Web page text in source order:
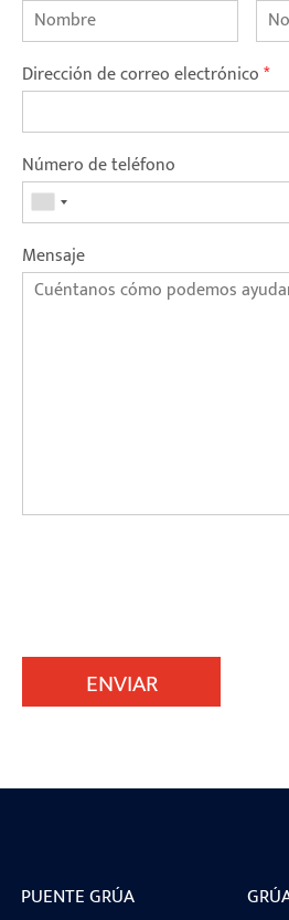
Dirección de correo electrónico*
Número de teléfono
Mensaje
ENVIAR
PUENTE GRÚA